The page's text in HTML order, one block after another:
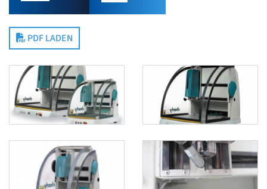
PDF LADEN